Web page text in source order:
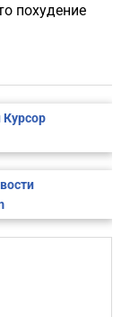
похудение
Курсор